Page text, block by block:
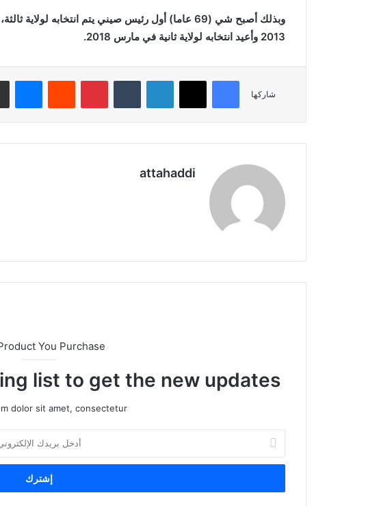
وبذلك أصبح شي (69 عاما) أول رئيس صيني يتم انتخابه
2013 وأعيد انتخابه لولاية ثانية في مارس 2018.
شاركها
فيسبوك X لينكدإن بينتيريست
attahaddi
You Purchase
list to get the new updates!
dolor sit amet, consectetur.
بريدك
الإلكتروني